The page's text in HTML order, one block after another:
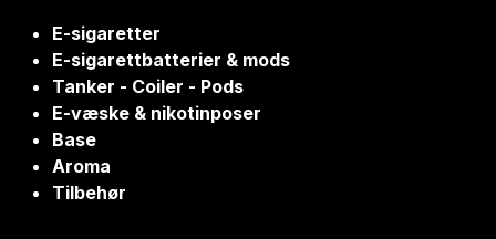
E-sigaretter
E-sigarettbatterier & mods
Tanker - Coiler - Pods
E-væske & nikotinposer
Base
Aroma
Tilbehør